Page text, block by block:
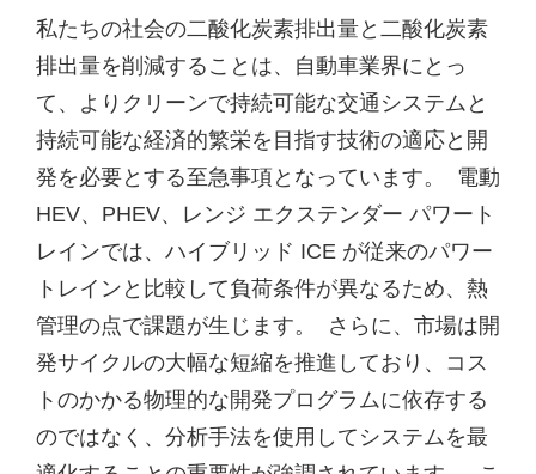
私たちの社会の二酸化炭素排出量と二酸化炭素
排出量を削減することは、自動車業界にとっ
て、よりクリーンで持続可能な交通システムと
持続可能な経済的繁栄を目指す技術の適応と開
発を必要とする至急事項となっています。 電動
HEV、PHEV、レンジ エクステンダー パワート
レインでは、ハイブリッド ICE が従来のパワー
トレインと比較して負荷条件が異なるため、熱
管理の点で課題が生じます。 さらに、市場は開
発サイクルの大幅な短縮を推進しており、コス
トのかかる物理的な開発プログラムに依存する
のではなく、分析手法を使用してシステムを最